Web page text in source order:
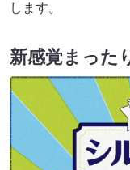
します。
新感覚まった